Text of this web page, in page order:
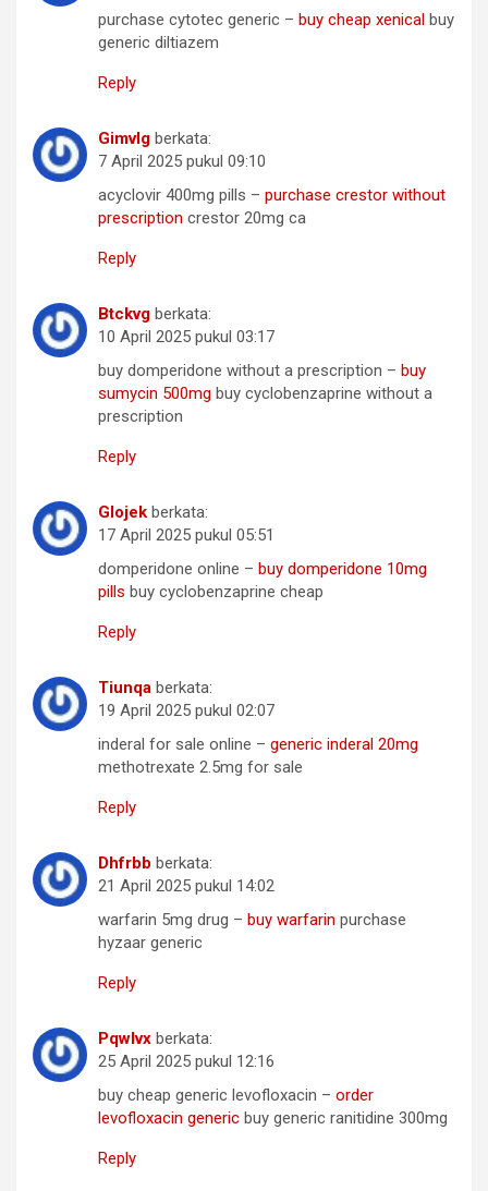
purchase cytotec generic – buy cheap xenical buy
generic diltiazem
Reply
Gimvlg berkata:
7 April 2025 pukul 09:10
acyclovir 400mg pills – purchase crestor without
prescription crestor 20mg ca
Reply
Btckvg berkata:
10 April 2025 pukul 03:17
buy domperidone without a prescription – buy
sumycin 500mg buy cyclobenzaprine without a
prescription
Reply
Glojek berkata:
17 April 2025 pukul 05:51
domperidone online – buy domperidone 10mg
pills buy cyclobenzaprine cheap
Reply
Tiunqa berkata:
19 April 2025 pukul 02:07
inderal for sale online – generic inderal 20mg
methotrexate 2.5mg for sale
Reply
Dhfrbb berkata:
21 April 2025 pukul 14:02
warfarin 5mg drug – buy warfarin purchase
hyzaar generic
Reply
Pqwlvx berkata:
25 April 2025 pukul 12:16
buy cheap generic levofloxacin – order
levofloxacin generic buy generic ranitidine 300mg
Reply